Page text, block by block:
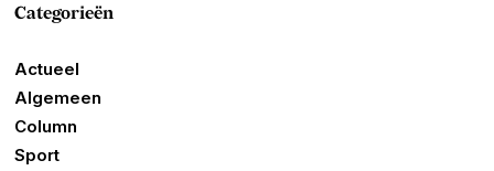
Categorieën
Actueel
Algemeen
Column
Sport